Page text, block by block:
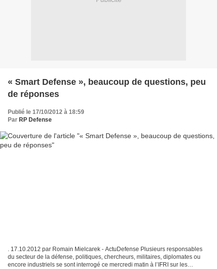
« Smart Defense », beaucoup de questions, peu
de réponses
Publié le 17/10/2012 à 18:59
Par RP Defense
. 17.10.2012 par Romain Mielcarek - ActuDefense Plusieurs responsables
du secteur de la défense, politiques, chercheurs, militaires, diplomates ou
encore industriels se sont interrogé ce mercredi matin à l’IFRI sur les